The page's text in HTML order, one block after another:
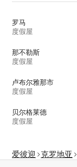
罗马
度假屋
那不勒斯
度假屋
卢布尔雅那市
度假屋
贝尔格莱德
度假屋
爱彼迎 克罗地亚